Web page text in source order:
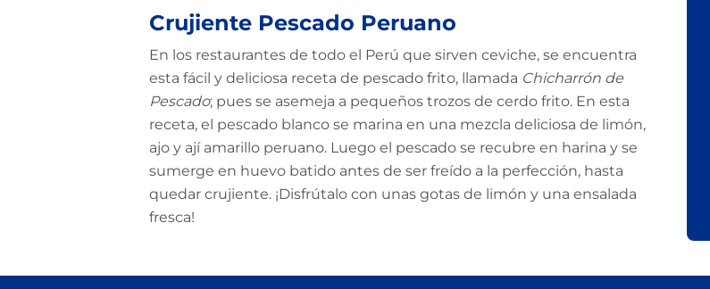
Crujiente Pescado Peruano
En los restaurantes de todo el Perú que sirven ceviche, se encuentra
esta fácil y deliciosa receta de pescado frito, llamada Chicharrón de
Pescado; pues se asemeja a pequeños trozos de cerdo frito. En esta
receta, el pescado blanco se marina en una mezcla deliciosa de limón,
ajo y ají amarillo peruano. Luego el pescado se recubre en harina y se
sumerge en huevo batido antes de ser freído a la perfección, hasta
quedar crujiente. ¡Disfrútalo con unas gotas de limón y una ensalada
fresca!